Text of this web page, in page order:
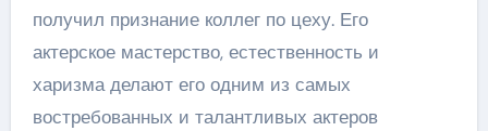
получил признание коллег по цеху. Его
актерское мастерство, естественность и
харизма делают его одним из самых
востребованных и талантливых актеров